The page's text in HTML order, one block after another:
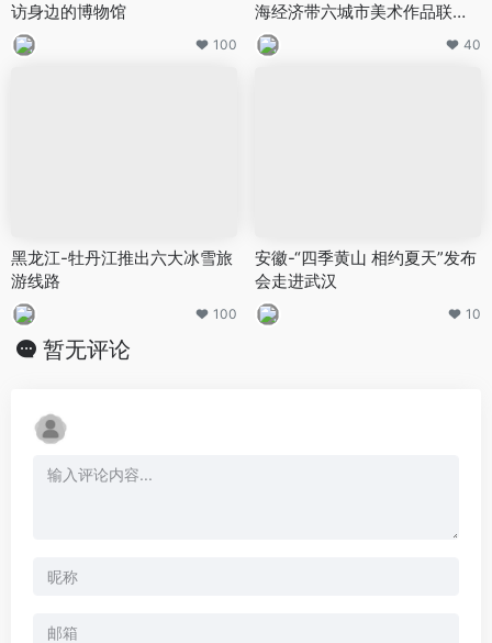
访身边的博物馆
100
海经济带六城市美术作品联展
在大连启幕
40
黑龙江-牡丹江推出六大冰雪旅
游线路
100
安徽-“四季黄山 相约夏天”发布
会走进武汉
10
暂无评论